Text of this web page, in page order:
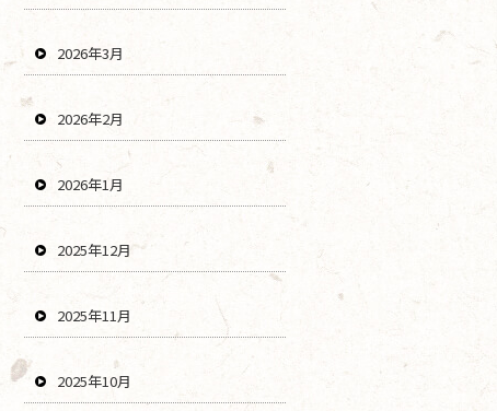
2026年3月
2026年2月
2026年1月
2025年12月
2025年11月
2025年10月